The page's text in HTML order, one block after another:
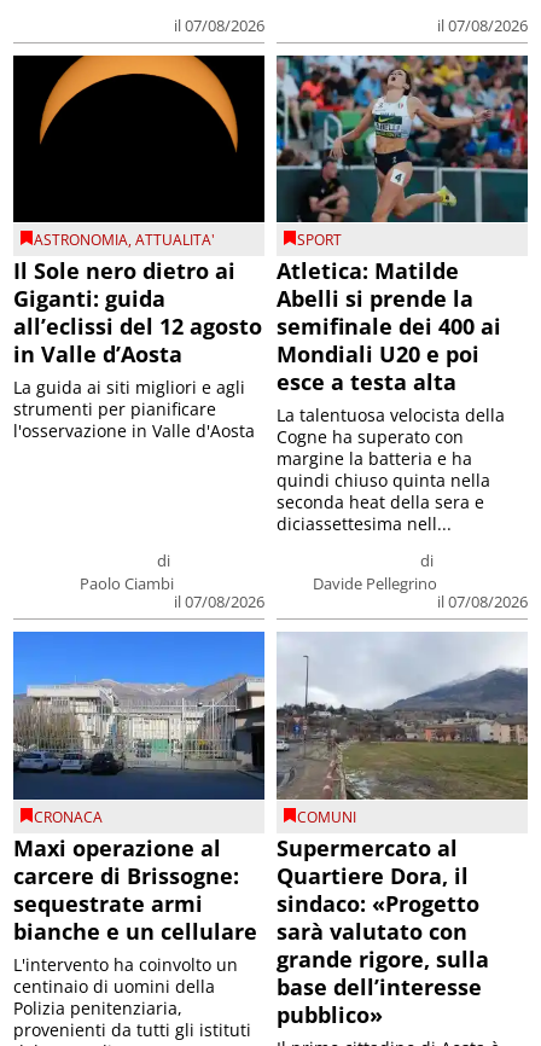
il 07/08/2026 il 07/08/2026
ASTRONOMIA,ATTUALITA'
Il Sole nero dietro ai
Giganti: guida
all’eclissi del 12 agosto
in Valle d’Aosta
di
Paolo Ciambi
il 07/08/2026
La guida ai siti migliori e agli
strumenti per pianificare
l'osservazione in Valle d'Aosta
SPORT
Atletica: Matilde
Abelli si prende la
semifinale dei 400 ai
Mondiali U20 e poi
esce a testa alta
di
Davide Pellegrino
il 07/08/2026
La talentuosa velocista della
Cogne ha superato con
margine la batteria e ha
quindi chiuso quinta nella
seconda heat della sera e
diciassettesima nell...
CRONACA
Maxi operazione al
carcere di Brissogne:
sequestrate armi
bianche e un cellulare
L'intervento ha coinvolto un
centinaio di uomini della
Polizia penitenziaria,
provenienti da tutti gli istituti
COMUNI
Supermercato al
Quartiere Dora, il
sindaco: «Progetto
sarà valutato con
grande rigore, sulla
base dell’interesse
pubblico»